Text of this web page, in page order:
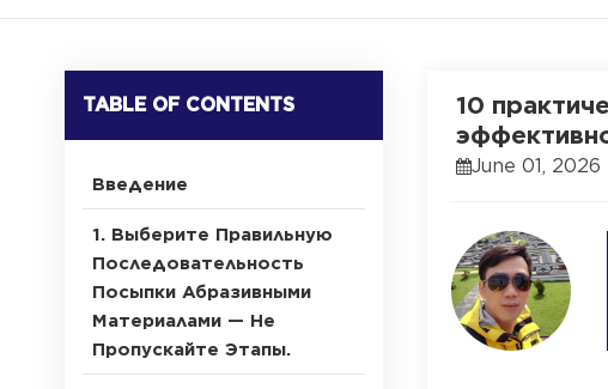
TABLE OF CONTENTS
Введение
1. Выберите Правильную
Последовательность
Посыпки Абразивными
Материалами — Не
Пропускайте Этапы.
10
June 01, 2026